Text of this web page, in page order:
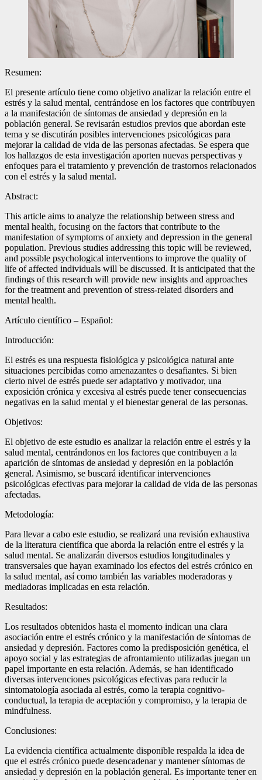
Resumen:
El presente artículo tiene como objetivo analizar la relación entre el
estrés y la salud mental, centrándose en los factores que contribuyen
a la manifestación de síntomas de ansiedad y depresión en la
población general. Se revisarán estudios previos que abordan este
tema y se discutirán posibles intervenciones psicológicas para
mejorar la calidad de vida de las personas afectadas. Se espera que
los hallazgos de esta investigación aporten nuevas perspectivas y
enfoques para el tratamiento y prevención de trastornos relacionados
con el estrés y la salud mental.
Abstract:
This article aims to analyze the relationship between stress and
mental health, focusing on the factors that contribute to the
manifestation of symptoms of anxiety and depression in the general
population. Previous studies addressing this topic will be reviewed,
and possible psychological interventions to improve the quality of
life of affected individuals will be discussed. It is anticipated that the
findings of this research will provide new insights and approaches
for the treatment and prevention of stress-related disorders and
mental health.
Artículo científico – Español:
Introducción:
El estrés es una respuesta fisiológica y psicológica natural ante
situaciones percibidas como amenazantes o desafiantes. Si bien
cierto nivel de estrés puede ser adaptativo y motivador, una
exposición crónica y excesiva al estrés puede tener consecuencias
negativas en la salud mental y el bienestar general de las personas.
Objetivos:
El objetivo de este estudio es analizar la relación entre el estrés y la
salud mental, centrándonos en los factores que contribuyen a la
aparición de síntomas de ansiedad y depresión en la población
general. Asimismo, se buscará identificar intervenciones
psicológicas efectivas para mejorar la calidad de vida de las personas
afectadas.
Metodología:
Para llevar a cabo este estudio, se realizará una revisión exhaustiva
de la literatura científica que aborda la relación entre el estrés y la
salud mental. Se analizarán diversos estudios longitudinales y
transversales que hayan examinado los efectos del estrés crónico en
la salud mental, así como también las variables moderadoras y
mediadoras implicadas en esta relación.
Resultados:
Los resultados obtenidos hasta el momento indican una clara
asociación entre el estrés crónico y la manifestación de síntomas de
ansiedad y depresión. Factores como la predisposición genética, el
apoyo social y las estrategias de afrontamiento utilizadas juegan un
papel importante en esta relación. Además, se han identificado
diversas intervenciones psicológicas efectivas para reducir la
sintomatología asociada al estrés, como la terapia cognitivo-
conductual, la terapia de aceptación y compromiso, y la terapia de
mindfulness.
Conclusiones:
La evidencia científica actualmente disponible respalda la idea de
que el estrés crónico puede desencadenar y mantener síntomas de
ansiedad y depresión en la población general. Es importante tener en